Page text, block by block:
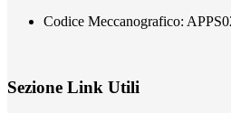
Codice Meccanografico:
Sezione Link Utili